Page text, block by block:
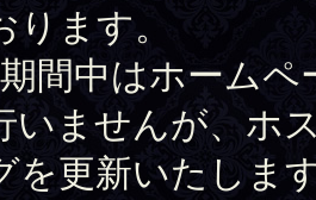
ります。
間中はホームペ
いませんが、ホ
を更新いたしま